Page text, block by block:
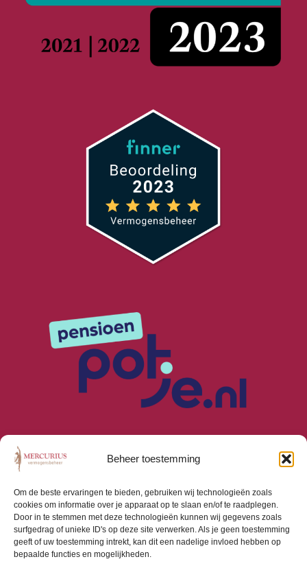
Beheer toestemming
Om de beste ervaringen te bieden, gebruiken wij technologieën zoals
cookies om informatie over je apparaat op te slaan en/of te raadplegen.
Door in te stemmen met deze technologieën kunnen wij gegevens zoals
surfgedrag of unieke ID's op deze site verwerken. Als je geen toestemming
geeft of uw toestemming intrekt, kan dit een nadelige invloed hebben op
bepaalde functies en mogelijkheden.
Algemene Voorwaarden
Privacyverklaring
Cookiebeleid (EU)
Consumentenbrief